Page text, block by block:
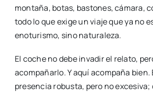
montaña, botas, bastones, cámara,
todo lo que exige un viaje que ya no
enoturismo, sino naturaleza.
El coche no debe invadir el relato,
acompañarlo. Y aquí acompaña bien.
presencia robusta, pero no excesiva;